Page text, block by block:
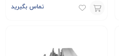
تماس بگیرید